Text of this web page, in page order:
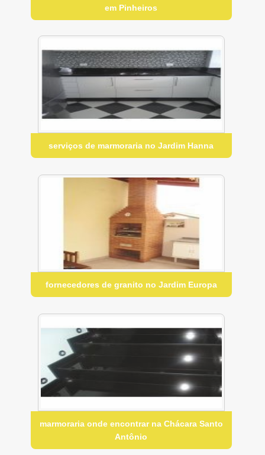
em Pinheiros
serviços de marmoraria no Jardim Hanna
fornecedores de granito no Jardim Europa
marmoraria onde encontrar na Chácara Santo
Antônio